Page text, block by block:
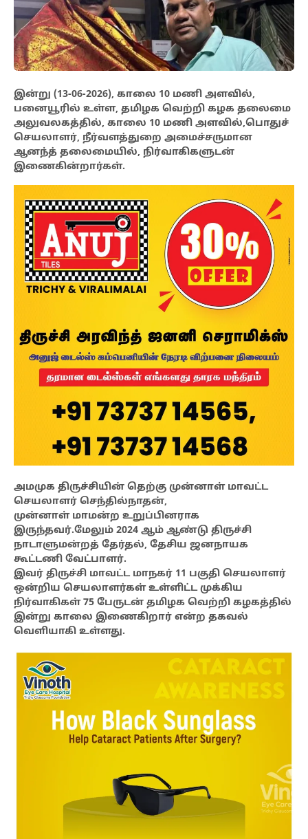
இன்று (13-06-2026), காலை 10 மணி அளவில்,
பனையூரில் உள்ள, தமிழக வெற்றி கழக தலைமை
அலுவலகத்தில், காலை 10 மணி அளவில்,பொதுச்
செயலாளர், நீர்வளத்துறை அமைச்சருமான
ஆனந்த் தலைமையில், நிர்வாகிகளுடன்
இணைகின்றார்கள்.
அமமுக திருச்சியின் தெற்கு முன்னாள் மாவட்ட
செயலாளர் செந்தில்நாதன்,
முன்னாள் மாமன்ற உறுப்பினராக
இருந்தவர்.மேலும் 2024 ஆம் ஆண்டு திருச்சி
நாடாளுமன்றத் தேர்தல், தேசிய ஜனநாயக
கூட்டணி வேட்பாளர்.
இவர் திருச்சி மாவட்ட மாநகர் 11 பகுதி செயலாளர்
ஒன்றிய செயலாளர்கள் உள்ளிட்ட முக்கிய
நிர்வாகிகள் 75 பேருடன் தமிழக வெற்றி கழகத்தில்
இன்று காலை இணைகிறார் என்ற தகவல்
வெளியாகி உள்ளது.